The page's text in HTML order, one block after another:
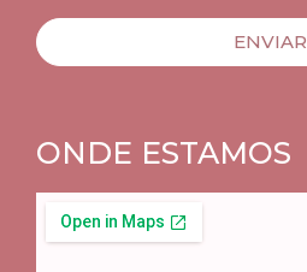
ENVIAR
ONDE ESTAMOS